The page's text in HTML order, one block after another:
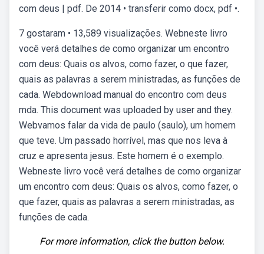
com deus | pdf. De 2014 • transferir como docx, pdf •.
7 gostaram • 13,589 visualizações. Webneste livro
você verá detalhes de como organizar um encontro
com deus: Quais os alvos, como fazer, o que fazer,
quais as palavras a serem ministradas, as funções de
cada. Webdownload manual do encontro com deus
mda. This document was uploaded by user and they.
Webvamos falar da vida de paulo (saulo), um homem
que teve. Um passado horrível, mas que nos leva à
cruz e apresenta jesus. Este homem é o exemplo.
Webneste livro você verá detalhes de como organizar
um encontro com deus: Quais os alvos, como fazer, o
que fazer, quais as palavras a serem ministradas, as
funções de cada.
For more information, click the button below.